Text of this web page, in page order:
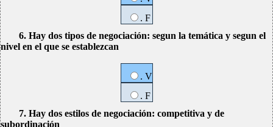
. F
6. Hay dos tipos de negociación: segun la temática y segun el
nivel en el que se establezcan
. V
. F
7. Hay dos estilos de negociación: competitiva y de
subordinación